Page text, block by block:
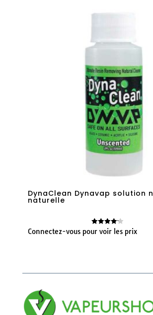
DynaClean Dynavap solution
naturelle
Note
4.14
Connectez-vous pour voir les prix